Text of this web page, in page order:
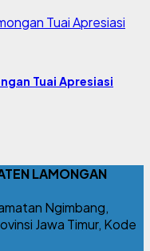
Tuai Apresiasi
LAMONGAN
Ngimbang,
Jawa Timur, Kode